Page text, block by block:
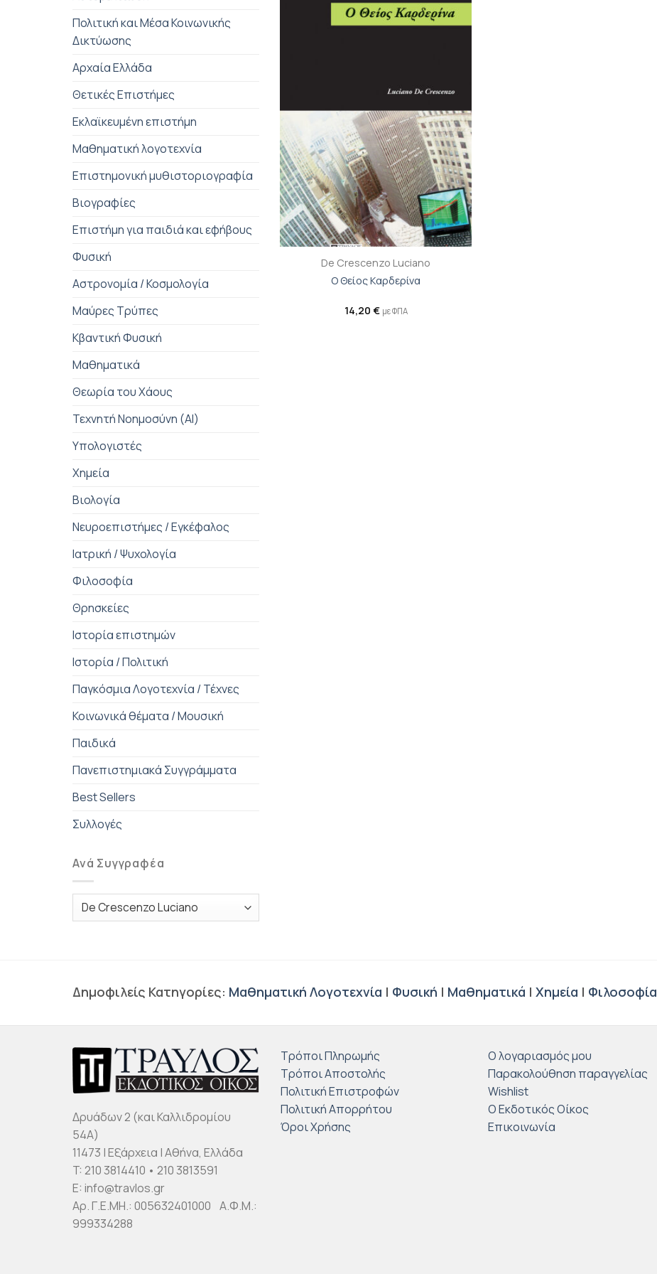
Πολιτική και Μέσα Κοινωνικής
Δικτύωσης
Αρχαία Ελλάδα
Θετικές Επιστήμες
Εκλαϊκευμένη επιστήμη
Μαθηματική λογοτεχνία
Επιστημονική μυθιστοριογραφία
Βιογραφίες
Επιστήμη για παιδιά και εφήβους
Φυσική
Αστρονομία / Κοσμολογία
Μαύρες Τρύπες
Κβαντική Φυσική
Μαθηματικά
Θεωρία του Χάους
Τεχνητή Νοημοσύνη (AI)
Υπολογιστές
Χημεία
Βιολογία
Νευροεπιστήμες / Εγκέφαλος
Ιατρική / Ψυχολογία
Φιλοσοφία
Θρησκείες
Ιστορία επιστημών
Ιστορία / Πολιτική
Παγκόσμια Λογοτεχνία / Τέχνες
Κοινωνικά θέματα / Μουσική
Παιδικά
Πανεπιστημιακά Συγγράμματα
Best Sellers
Συλλογές
Ανά Συγγραφέα
Προσθήκη
βιβλίου
+
De Crescenzo Luciano
Ο Θείος Kαρδερίνα
14,20 € με ΦΠΑ
Δημοφιλείς Κατηγορίες: Μαθηματική Λογοτεχνία | Φυσική | Μαθηματικά | Χημεία | Φιλοσοφία
Δρυάδων 2 (και Καλλιδρομίου
54Α)
11473 | Εξάρχεια | Αθήνα, Ελλάδα
T: 210 3814410 • 210 3813591
E: info@travlos.gr
Αρ. Γ.Ε.ΜΗ.: 005632401000 Α.Φ.Μ.:
999334288
Τρόποι Πληρωμής
Τρόποι Αποστολής
Πολιτική Επιστροφών
Πολιτική Απορρήτου
Όροι Χρήσης
Ο λογαριασμός μου
Παρακολούθηση παραγγελίας
Wishlist
Ο Εκδοτικός Οίκος
Επικοινωνία